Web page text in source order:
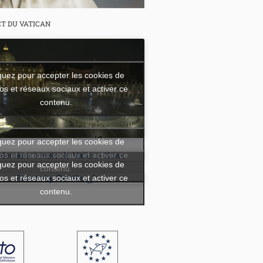
DU VATICAN
pour accepter les cookies de
et réseaux sociaux et activer ce
contenu.
tweets de Vatican News
pour accepter les cookies de
et réseaux sociaux et activer ce
contenu.
Tweets by Pontifex_fr
pour accepter les cookies de
et réseaux sociaux et activer ce
contenu.